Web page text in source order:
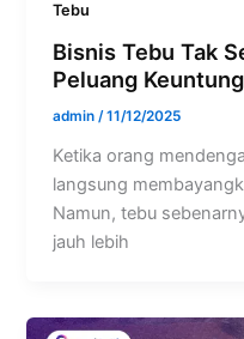
Tebu
Bisnis Tebu Tak
Peluang
admin /11/12/2025
Ketika orang
langsung
Namun, tebu
jauh lebih